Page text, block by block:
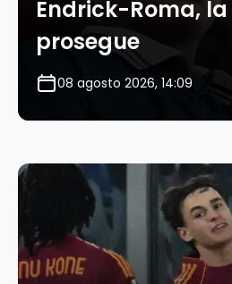
Endrick-Roma,
prosegue
08 agosto 2026, 14:09